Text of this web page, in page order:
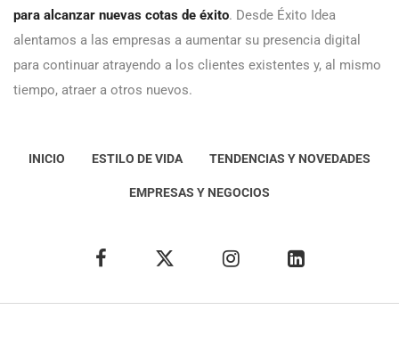
para alcanzar nuevas cotas de éxito. Desde Éxito Idea
alentamos a las empresas a aumentar su presencia digital
para continuar atrayendo a los clientes existentes y, al mismo
tiempo, atraer a otros nuevos.
INICIO ESTILO DE VIDA TENDENCIAS Y NOVEDADES
EMPRESAS Y NEGOCIOS